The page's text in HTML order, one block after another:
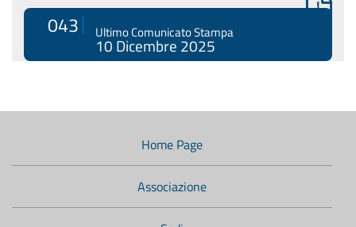
043 Ultimo Comunicato Stampa
10 Dicembre 2025
Menù
Home Page
Associazione